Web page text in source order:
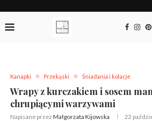
Kanapki Przekąski Śniadania i kolacje
Wrapy z kurczakiem i sosem
chrupiącymi warzywami
Napisane przez Małgorzata Kijowska 22